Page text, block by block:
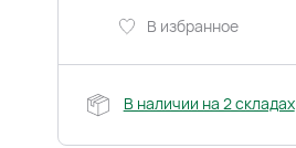
В избранное
В наличии на 2 складах